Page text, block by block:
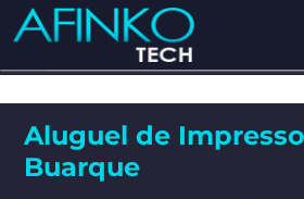
Aluguel de
Buarque